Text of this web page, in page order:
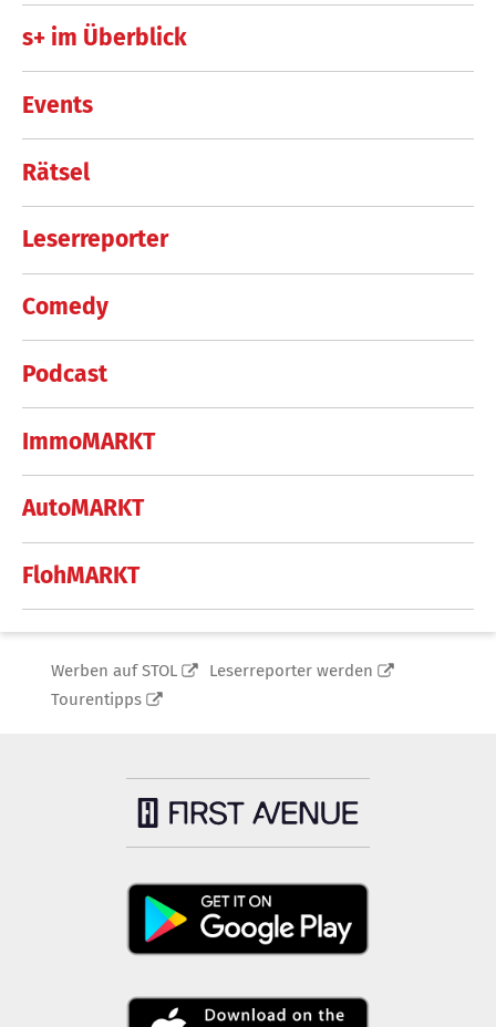
s+ im Überblick
Events
Rätsel
Leserreporter
Comedy
Podcast
ImmoMARKT
AutoMARKT
FlohMARKT
Werben auf STOL
Leserreporter werden
Tourentipps